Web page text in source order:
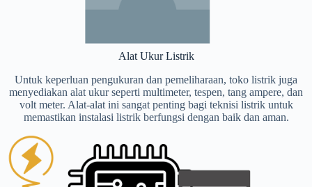
Alat Ukur Listrik
Untuk keperluan pengukuran dan pemeliharaan, toko listrik juga
menyediakan alat ukur seperti multimeter, tespen, tang ampere, dan
volt meter. Alat-alat ini sangat penting bagi teknisi listrik untuk
memastikan instalasi listrik berfungsi dengan baik dan aman.